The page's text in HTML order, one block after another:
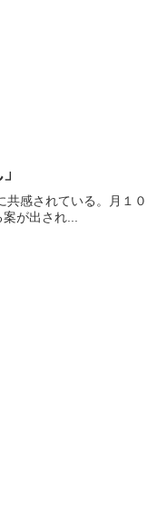
感されている。月１
が出され...